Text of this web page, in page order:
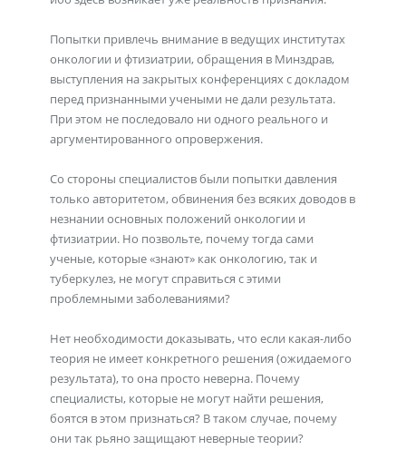
Попытки привлечь внимание в ведущих институтах
онкологии и фтизиатрии, обращения в Минздрав,
выступления на закрытых конференциях с докладом
перед признанными учеными не дали результата.
При этом не последовало ни одного реального и
аргументированного опровержения.
Со стороны специалистов были попытки давления
только авторитетом, обвинения без всяких доводов в
незнании основных положений онкологии и
фтизиатрии. Но позвольте, почему тогда сами
ученые, которые «знают» как онкологию, так и
туберкулез, не могут справиться с этими
проблемными заболеваниями?
Нет необходимости доказывать, что если какая-либо
теория не имеет конкретного решения (ожидаемого
результата), то она просто неверна. Почему
специалисты, которые не могут найти решения,
боятся в этом признаться? В таком случае, почему
они так рьяно защищают неверные теории?